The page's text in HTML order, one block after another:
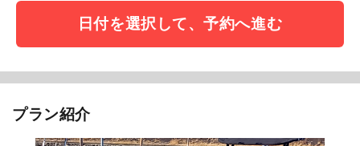
日付を選択して、予約へ進む
プラン紹介